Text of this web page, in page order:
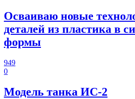
Осваиваю новые
деталей из пластика в
формы
949
0
Модель танка ИС-2